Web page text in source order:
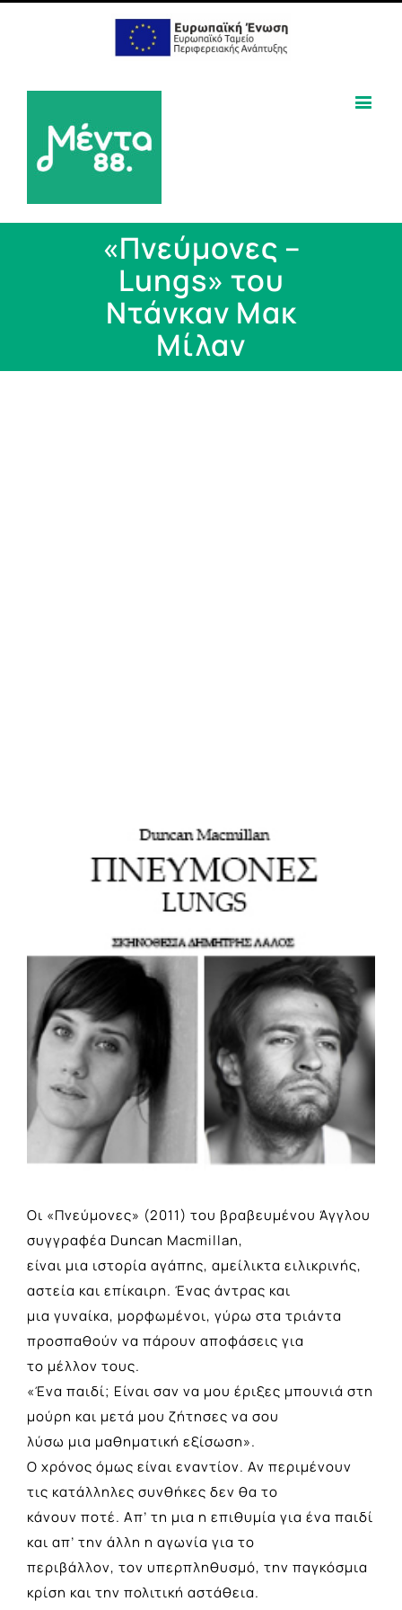
«Πνεύμονες –
Lungs» του
Ντάνκαν Μακ
Μίλαν
Οι «Πνεύμονες» (2011) του βραβευμένου Άγγλου
συγγραφέα Duncan Macmillan,
είναι μια ιστορία αγάπης, αμείλικτα ειλικρινής,
αστεία και επίκαιρη. Ένας άντρας και
μια γυναίκα, μορφωμένοι, γύρω στα τριάντα
προσπαθούν να πάρουν αποφάσεις για
το μέλλον τους.
«Ένα παιδί; Είναι σαν να μου έριξες μπουνιά στη
μούρη και μετά μου ζήτησες να σου
λύσω μια μαθηματική εξίσωση».
Ο χρόνος όμως είναι εναντίον. Αν περιμένουν
τις κατάλληλες συνθήκες δεν θα το
κάνουν ποτέ. Απ’ τη μια η επιθυμία για ένα παιδί
και απ’ την άλλη η αγωνία για το
περιβάλλον, τον υπερπληθυσμό, την παγκόσμια
κρίση και την πολιτική αστάθεια.